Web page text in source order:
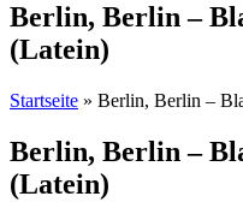
Berlin, Berlin –
(Latein)
Startseite » Berlin, Berlin –
Berlin, Berlin –
(Latein)